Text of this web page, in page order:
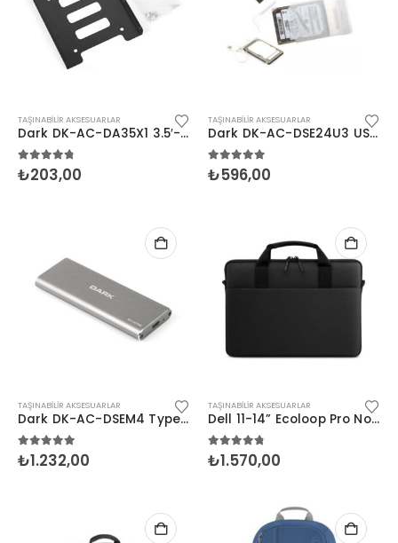
TAŞINABILIR AKSESUARLAR
Dark DK-AC-DA35X1 3.5′-1×2.5” SSD/HDD Dönüştürücü
4.675 üzerinden
₺203,00
TAŞINABILIR AKSESUARLAR
Dark DK-AC-DSE24U3 USB 3.0 2.5” Plastik Disk Kutu
5.005 üzerinden
₺596,00
TAŞINABILIR AKSESUARLAR
Dark DK-AC-DSEM4 Type-C Gen2- M.2 NVMe Disk Kutusu
5.005 üzerinden
₺1.232,00
TAŞINABILIR AKSESUARLAR
Dell 11-14” Ecoloop Pro Notebook Çantası 460-BDLJ
4.675 üzerinden
₺1.570,00
5 üzerinden
112.671,00 5.00 5
112.671,00